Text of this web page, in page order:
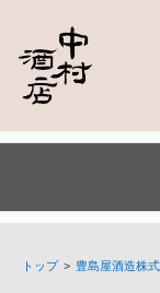
トップ > 豊島屋酒造株